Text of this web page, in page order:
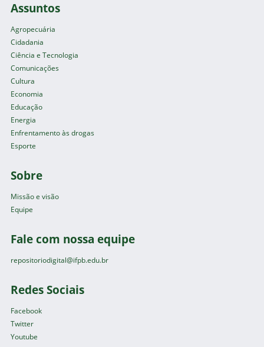
Assuntos
Agropecuária
Cidadania
Ciência e Tecnologia
Comunicações
Cultura
Economia
Educação
Energia
Enfrentamento às drogas
Esporte
Sobre
Missão e visão
Equipe
Fale com nossa equipe
repositoriodigital@ifpb.edu.br
Redes Sociais
Facebook
Twitter
Youtube